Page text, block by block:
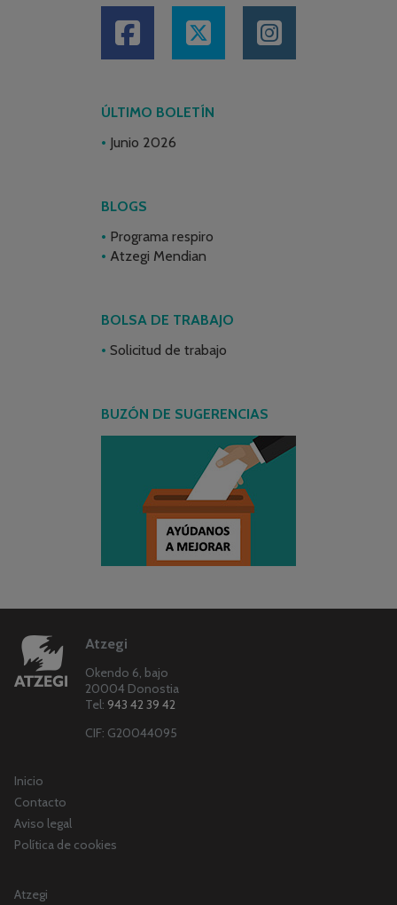
ÚLTIMO BOLETÍN
Junio 2026
BLOGS
Programa respiro
Atzegi Mendian
BOLSA DE TRABAJO
Solicitud de trabajo
BUZÓN DE SUGERENCIAS
Atzegi
Okendo 6, bajo
20004 Donostia
Tel: 943 42 39 42
CIF: G20044095
Inicio
Contacto
Aviso legal
Política de cookies
Atzegi